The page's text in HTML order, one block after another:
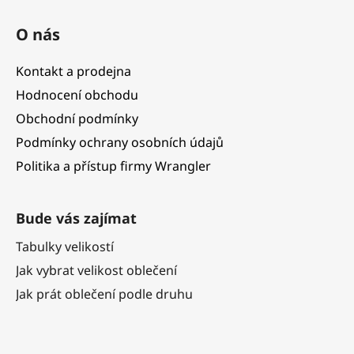
O nás
Kontakt a prodejna
Hodnocení obchodu
Obchodní podmínky
Podmínky ochrany osobních údajů
Politika a přístup firmy Wrangler
Bude vás zajímat
Tabulky velikostí
Jak vybrat velikost oblečení
Jak prát oblečení podle druhu